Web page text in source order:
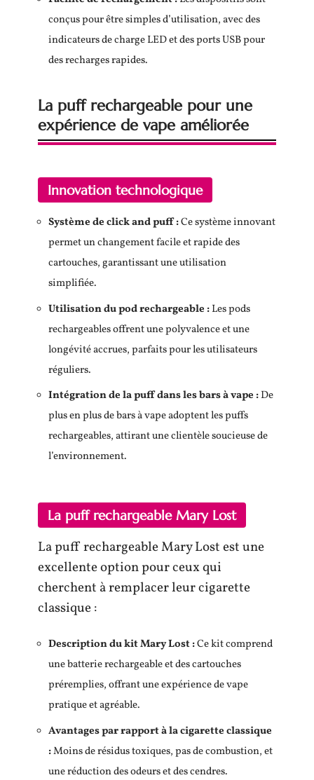
conçus pour être simples d’utilisation, avec des
indicateurs de charge LED et des ports USB pour
des recharges rapides.
La puff rechargeable pour une
expérience de vape améliorée
Innovation technologique
Système de click and puff :Ce système innovant
permet un changement facile et rapide des
cartouches, garantissant une utilisation
simplifiée.
Utilisation du pod rechargeable :Les pods
rechargeables offrent une polyvalence et une
longévité accrues, parfaits pour les utilisateurs
réguliers.
Intégration de la puff dans les bars à vape :De
plus en plus de bars à vape adoptent les puffs
rechargeables, attirant une clientèle soucieuse de
l’environnement.
La puff rechargeable Mary Lost
La puff rechargeable Mary Lost est une
excellente option pour ceux qui
cherchent à remplacer leur cigarette
classique :
Description du kit Mary Lost :Ce kit comprend
une batterie rechargeable et des cartouches
préremplies, offrant une expérience de vape
pratique et agréable.
Avantages par rapport à la cigarette classique
:Moins de résidus toxiques, pas de combustion, et
une réduction des odeurs et des cendres.